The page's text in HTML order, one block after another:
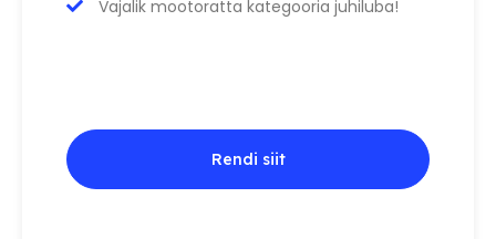
Vajalik mootoratta kategooria juhiluba!
Rendi siit